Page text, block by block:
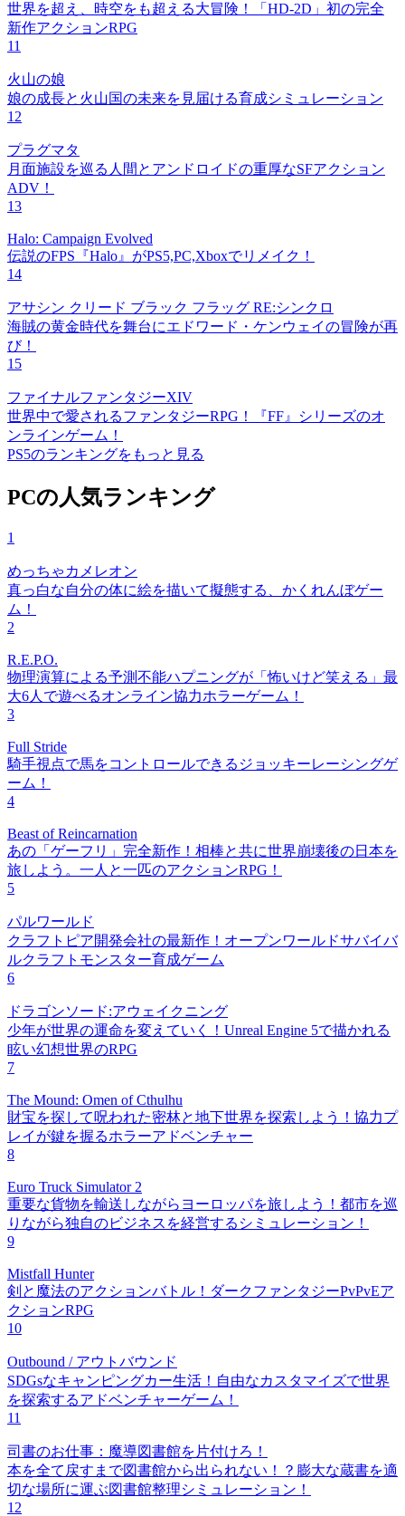
世界を超え、時空をも超える大冒険！「HD-2D」初の完全
新作アクションRPG
11
火山の娘
娘の成長と火山国の未来を見届ける育成シミュレーション
12
プラグマタ
月面施設を巡る人間とアンドロイドの重厚なSFアクション
ADV！
13
Halo: Campaign Evolved
伝説のFPS『Halo』がPS5,PC,Xboxでリメイク！
14
アサシン クリード ブラック フラッグ RE:シンクロ
海賊の黄金時代を舞台にエドワード・ケンウェイの冒険が再
び！
15
ファイナルファンタジーXIV
世界中で愛されるファンタジーRPG！『FF』シリーズのオ
ンラインゲーム！
PS5のランキングをもっと見る
PCの人気ランキング
1
めっちゃカメレオン
真っ白な自分の体に絵を描いて擬態する、かくれんぼゲー
ム！
2
R.E.P.O.
物理演算による予測不能ハプニングが「怖いけど笑える」最
大6人で遊べるオンライン協力ホラーゲーム！
3
Full Stride
騎手視点で馬をコントロールできるジョッキーレーシングゲ
ーム！
4
Beast of Reincarnation
あの「ゲーフリ」完全新作！相棒と共に世界崩壊後の日本を
旅しよう。一人と一匹のアクションRPG！
5
パルワールド
クラフトピア開発会社の最新作！オープンワールドサバイバ
ルクラフトモンスター育成ゲーム
6
ドラゴンソード:アウェイクニング
少年が世界の運命を変えていく！Unreal Engine 5で描かれる
眩い幻想世界のRPG
7
The Mound: Omen of Cthulhu
財宝を探して呪われた密林と地下世界を探索しよう！協力プ
レイが鍵を握るホラーアドベンチャー
8
Euro Truck Simulator 2
重要な貨物を輸送しながらヨーロッパを旅しよう！都市を巡
りながら独自のビジネスを経営するシミュレーション！
9
Mistfall Hunter
剣と魔法のアクションバトル！ダークファンタジーPvPvEア
クションRPG
10
Outbound / アウトバウンド
SDGsなキャンピングカー生活！自由なカスタマイズで世界
を探索するアドベンチャーゲーム！
11
司書のお仕事：魔導図書館を片付けろ！
本を全て戻すまで図書館から出られない！？膨大な蔵書を適
切な場所に運ぶ図書館整理シミュレーション！
12